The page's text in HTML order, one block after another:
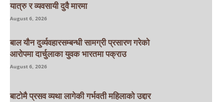
यात्रु र व्यवसायी दुवै मारमा
August 6, 2026
बाल यौन दुर्व्यवहारसम्बन्धी सामग्री प्रसारण गरेको
आरोपमा दार्चुलाका युवक भारतमा पक्राउ
August 6, 2026
बाटाेमै प्रसव व्यथा लागेकी गर्भवती महिलाको उद्दार